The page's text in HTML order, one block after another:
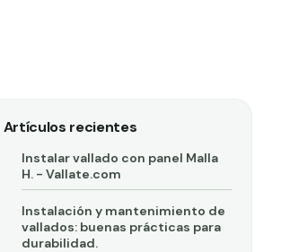
Artículos recientes
Instalar vallado con panel Malla
H. - Vallate.com
Instalación y mantenimiento de
vallados: buenas prácticas para
durabilidad.